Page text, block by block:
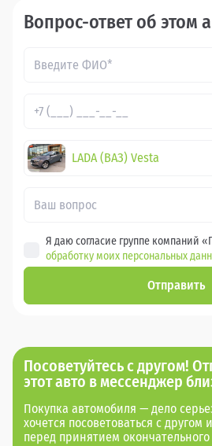
Вопрос-ответ об этом
LADA (ВАЗ) Vesta
Я даю согласие группе компаний
обработку моих персональных
Отправить
Посоветуйтесь с другом!
этот авто в мессенджер
Покупка автомобиля — дело
хочется посоветоваться с
перед принятием